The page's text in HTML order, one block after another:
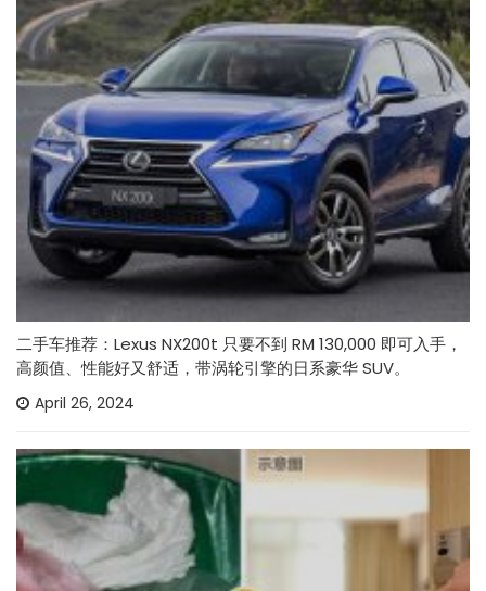
二手车推荐：Lexus NX200t 只要不到 RM 130,000 即可入手，
高颜值、性能好又舒适，带涡轮引擎的日系豪华 SUV。
April 26, 2024